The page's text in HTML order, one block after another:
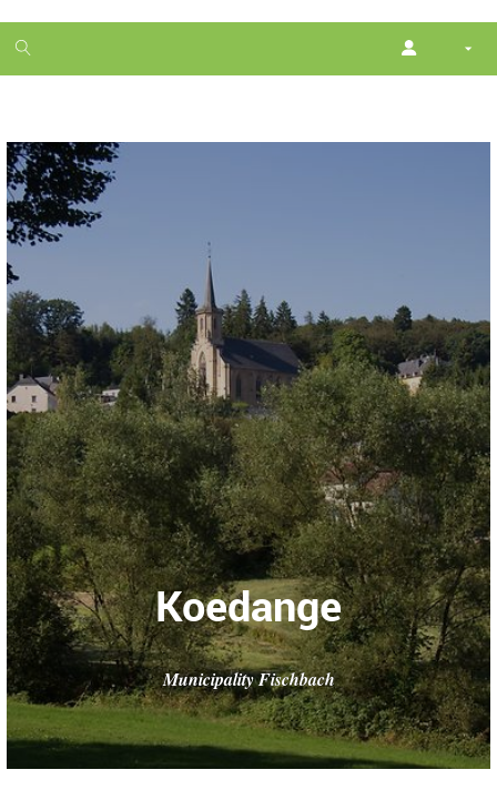
1
month
Koedange
Municipality Fischbach